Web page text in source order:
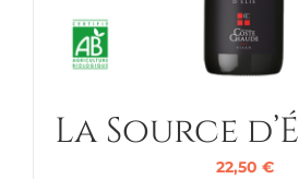
La Source
22,50 €